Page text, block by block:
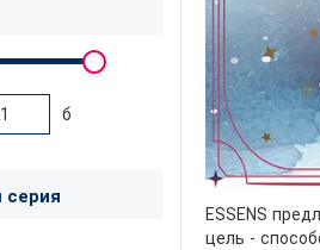
б
серия
ESSENS
цель -